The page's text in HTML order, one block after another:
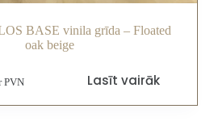
BASE vinila grīda – Floated
oak beige
PVN Lasīt vairāk